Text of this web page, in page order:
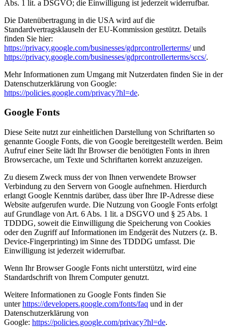
Abs. 1 lit. a DSGVO; die Einwilligung ist jederzeit widerrufbar.
Die Datenübertragung in die USA wird auf die
Standardvertragsklauseln der EU-Kommission gestützt. Details
finden Sie hier:
https://privacy.google.com/businesses/gdprcontrollerterms/und
https://privacy.google.com/businesses/gdprcontrollerterms/sccs/.
Mehr Informationen zum Umgang mit Nutzerdaten finden Sie in der
Datenschutzerklärung von Google:
https://policies.google.com/privacy?hl=de.
Google Fonts
Diese Seite nutzt zur einheitlichen Darstellung von Schriftarten so
genannte Google Fonts, die von Google bereitgestellt werden. Beim
Aufruf einer Seite lädt Ihr Browser die benötigten Fonts in ihren
Browsercache, um Texte und Schriftarten korrekt anzuzeigen.
Zu diesem Zweck muss der von Ihnen verwendete Browser
Verbindung zu den Servern von Google aufnehmen. Hierdurch
erlangt Google Kenntnis darüber, dass über Ihre IP-Adresse diese
Website aufgerufen wurde. Die Nutzung von Google Fonts erfolgt
auf Grundlage von Art. 6 Abs. 1 lit. a DSGVO und § 25 Abs. 1
TDDDG, soweit die Einwilligung die Speicherung von Cookies
oder den Zugriff auf Informationen im Endgerät des Nutzers (z. B.
Device-Fingerprinting) im Sinne des TDDDG umfasst. Die
Einwilligung ist jederzeit widerrufbar.
Wenn Ihr Browser Google Fonts nicht unterstützt, wird eine
Standardschrift von Ihrem Computer genutzt.
Weitere Informationen zu Google Fonts finden Sie
unterhttps://developers.google.com/fonts/faq und in der
Datenschutzerklärung von
Google: https://policies.google.com/privacy?hl=de.